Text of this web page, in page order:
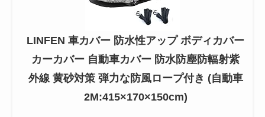
LINFEN 車カバー 防水性アップ ボディカバー
カーカバー 自動車カバー 防水防塵防輻射紫
外線 黄砂対策 弾力な防風ロープ付き (自動車
2M:415×170×150cm)